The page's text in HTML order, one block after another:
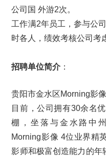
公司国 外游2次。
工作满2年员工，参与公
时各人，绩效考核公司考
招聘单位简介 ：
贵阳市金水区Morning影
目前，公司拥有30余名
棚，坐落与金水路中
Morning影像 4位业界精
影师和极富创造能力的年